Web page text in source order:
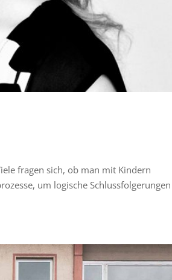
fragen sich, ob man mit Kindern
um logische